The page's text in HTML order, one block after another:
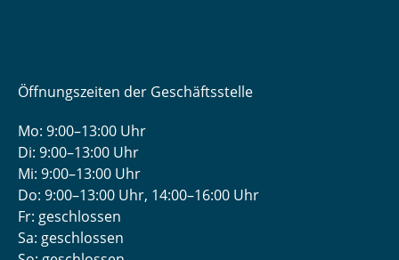
Öffnungszeiten der Geschäftsstelle
Mo: 9:00–13:00 Uhr
Di: 9:00–13:00 Uhr
Mi: 9:00–13:00 Uhr
Do: 9:00­–13:00 Uhr, 14:00­–16:00 Uhr
Fr: geschlossen
Sa: geschlossen